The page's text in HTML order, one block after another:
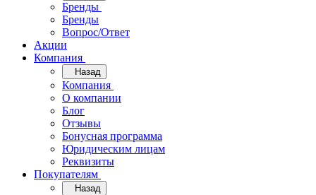
Бренды
Бренды
Вопрос/Ответ
Акции
Компания
Назад
Компания
О компании
Блог
Отзывы
Бонусная программа
Юридическим лицам
Реквизиты
Покупателям
Назад